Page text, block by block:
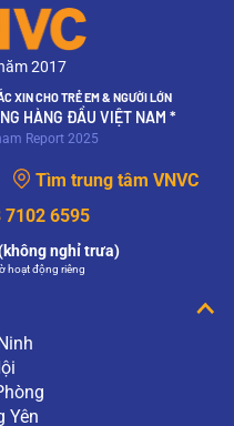
2017
XIN CHO TRẺ EM & NGƯỜI LỚN
HÀNG ĐẦU VIỆT NAM *
Report 2025
Tìm trung tâm VNVC
7102 6595
nghỉ trưa)
hoạt động riêng
Yên